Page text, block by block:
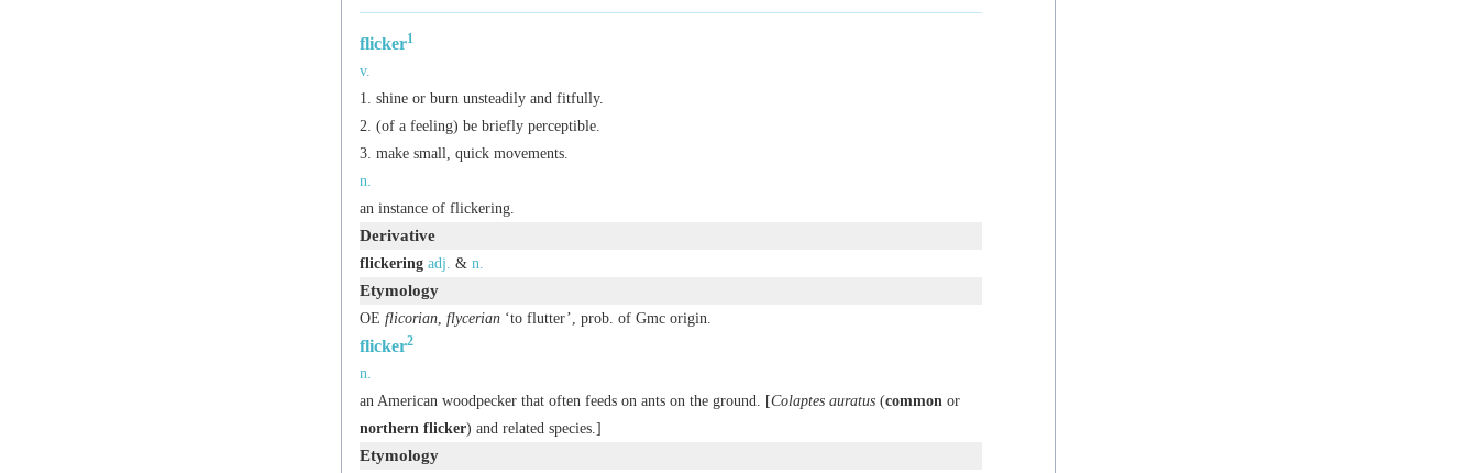
flicker1
v.
shine or burn unsteadily and fitfully.
(of a feeling) be briefly perceptible.
make small, quick movements.
n.
an instance of flickering.
Derivative
flickering adj. & n.
Etymology
OE flicorian, flycerian‘to flutter’, prob. of Gmc origin.
flicker2
n.
an American woodpecker that often feeds on ants on the ground. [Colaptes auratus(common or
northern flicker) and related species.]
Etymology